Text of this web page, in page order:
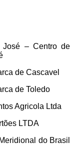
José – Centro de
de Cascavel
de Toledo
Agricola Ltda
LTDA
do Brasil